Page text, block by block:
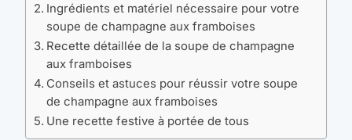
Ingrédients et matériel nécessaire pour votre
soupe de champagne aux framboises
Recette détaillée de la soupe de champagne
aux framboises
Conseils et astuces pour réussir votre soupe
de champagne aux framboises
Une recette festive à portée de tous